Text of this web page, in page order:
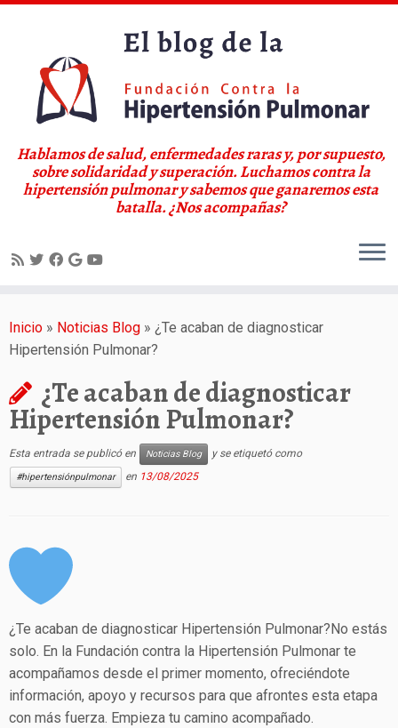
contenido
Hablamos de salud, enfermedades raras y, por supuesto,
sobre solidaridad y superación. Luchamos contra la
hipertensión pulmonar y sabemos que ganaremos esta
batalla. ¿Nos acompañas?
Inicio » Noticias Blog » ¿Te acaban de diagnosticar
Hipertensión Pulmonar?
¿Te acaban de diagnosticar
Hipertensión Pulmonar?
Esta entrada se publicó en Noticias Blog y se etiquetó como
#hipertensiónpulmonar en 13/08/2025
¿Te acaban de diagnosticar Hipertensión Pulmonar?No estás
solo. En la Fundación contra la Hipertensión Pulmonar te
acompañamos desde el primer momento, ofreciéndote
información, apoyo y recursos para que afrontes esta etapa
con más fuerza. Empieza tu camino acompañado.